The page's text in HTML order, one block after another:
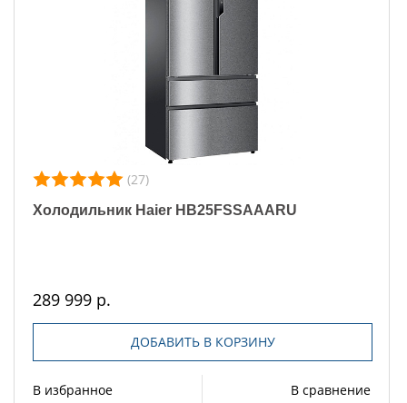
(27)
Холодильник Haier HB25FSSAAARU
289 999 р.
ДОБАВИТЬ В КОРЗИНУ
В избранное В сравнение